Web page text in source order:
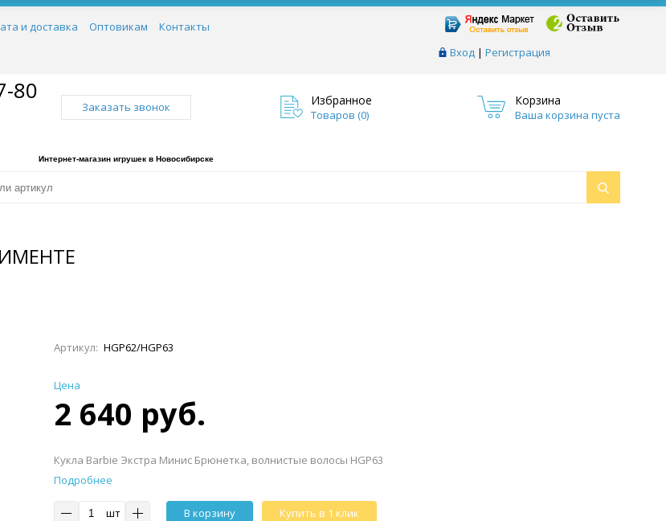
Вход | Регистрация
и доставка Оптовикам Контакты
80
Заказать звонок Избранное
Товаров (0)
Корзина
Ваша корзина пуста
Интернет-магазин игрушек в Новосибирске
Артикул: HGP62/HGP63
Цена
2 640 руб.
Кукла Barbie Экстра Минис Брюнетка, волнистые волосы HGP63
Подробнее
шт В корзину Купить в 1 клик